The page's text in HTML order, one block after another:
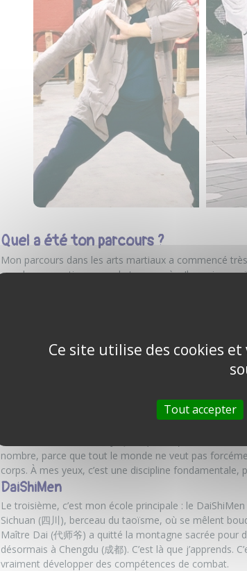
Quel a été ton parcours ?
Mon parcours dans les arts martiaux a commencé
ans de gymnastique au sol et aux agrès. Il y a six
le club de BaJi Quan. Et depuis 2024, je fais des
BaJi Quan
Le premier, c’est le BaJi Quan (八极拳), le style de la
Chine, sous la dynastie Qing. C’est un style très
nombre, parce que tout le monde ne veut pas
corps. À mes yeux, c’est une discipline
DaiShiMen
Le troisième, c’est mon école principale : le
Sichuan (四川), berceau du taoïsme, où se mêlent
Maître Dai (代师爷) a quitté la montagne sacrée pour
désormais à Chengdu (成都). C’est là que
vraiment développer des compétences de combat.
Ce site utilise des cookies
Tout accepter